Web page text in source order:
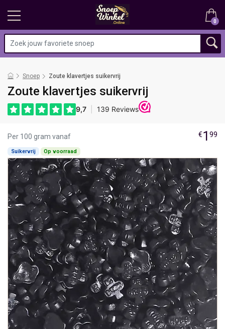
0
Snoep Zoute klavertjes suikervrij
Zoute klavertjes suikervrij
Per 100 gram vanaf €1 99
Suikervrij Op voorraad